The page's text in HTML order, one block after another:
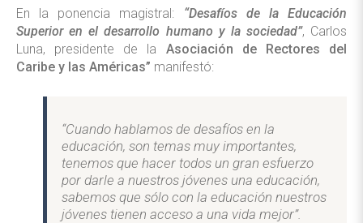
En la ponencia magistral: “Desafíos de la Educación
Superior en el desarrollo humano y la sociedad”, Carlos
Luna, presidente de la Asociación de Rectores del
Caribe y las Américas” manifestó:
“Cuando hablamos de desafíos en la
educación, son temas muy importantes,
tenemos que hacer todos un gran esfuerzo
por darle a nuestros jóvenes una educación,
sabemos que sólo con la educación nuestros
jóvenes tienen acceso a una vida mejor”.